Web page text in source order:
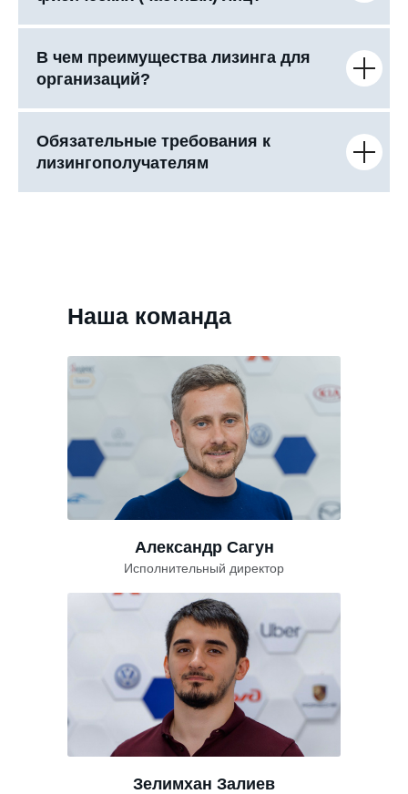
В чем преимущества лизинга для
организаций?
Обязательные требования к
лизингополучателям
Наша команда
Александр Сагун
Зелимхан Залиев
Исполнительный директор